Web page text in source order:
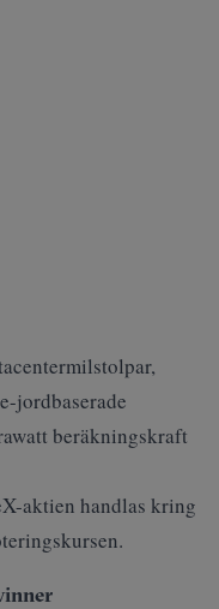
jordbaserade
beräkningskraft
aktien handlas kring